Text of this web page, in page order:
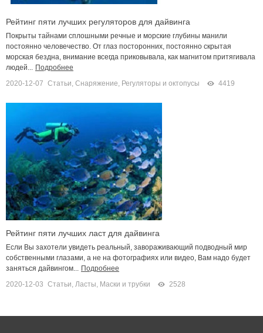
Рейтинг пяти лучших регуляторов для дайвинга
Покрыты тайнами сплошными речные и морские глубины манили
постоянно человечество. От глаз посторонних, постоянно скрытая
морская бездна, внимание всегда приковывала, как магнитом притягивала
людей... Подробнее
2020-12-07 Статьи, Снаряжение, Регуляторы и октопусы 4419
Рейтинг пяти лучших ласт для дайвинга
Если Вы захотели увидеть реальный, завораживающий подводный мир
собственными глазами, а не на фотографиях или видео, Вам надо будет
заняться дайвингом... Подробнее
2020-12-03 Статьи, Ласты, Маски и трубки 2528